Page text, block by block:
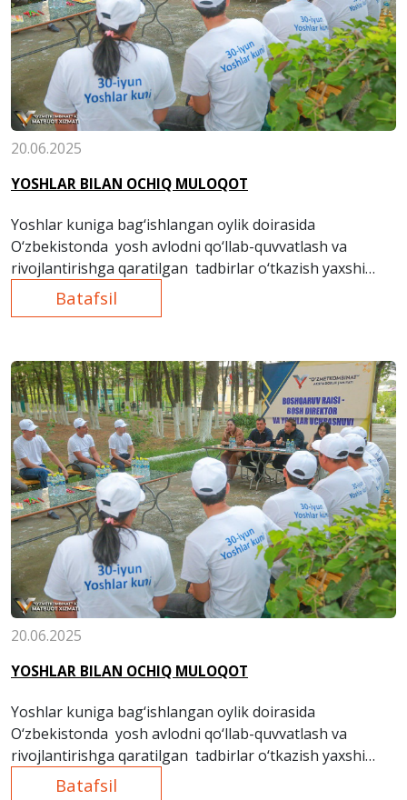
20.06.2025
YOSHLAR BILAN OCHIQ MULOQOT
Yoshlar kuniga bag‘ishlangan oylik doirasida
O‘zbekistonda yosh avlodni qo‘llab-quvvatlash va
rivojlantirishga qaratilgan tadbirlar o‘tkazish yaxshi
an’anaga aylangan.
Batafsil
20.06.2025
YOSHLAR BILAN OCHIQ MULOQOT
Yoshlar kuniga bag‘ishlangan oylik doirasida
O‘zbekistonda yosh avlodni qo‘llab-quvvatlash va
rivojlantirishga qaratilgan tadbirlar o‘tkazish yaxshi
an’anaga aylangan.
Batafsil